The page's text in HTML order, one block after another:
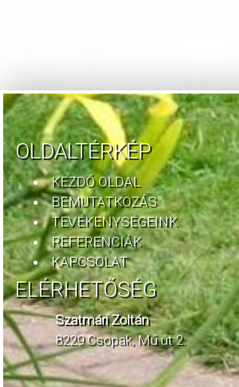
OLDALTÉRKÉP
KEZDŐ OLDAL
BEMUTATKOZÁS
TEVÉKENYSÉGEINK
REFERENCIÁK
KAPCSOLAT
ELÉRHETŐSÉG
Szatmári Zoltán
8229 Csopak, Mű út 2.